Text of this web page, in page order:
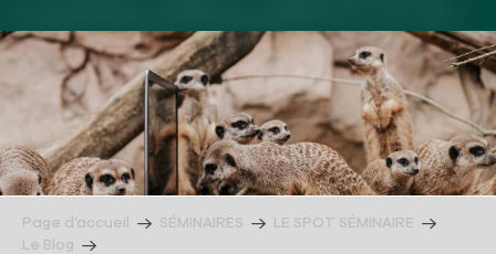
Page d’accueil SÉMINAIRES
LE SPOT SÉMINAIRE
Le Blog